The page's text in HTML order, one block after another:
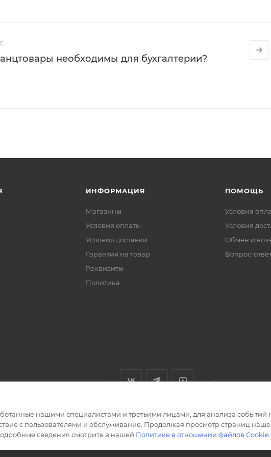
необходимы для бухгалтерии?
ИНФОРМАЦИЯ
Магазины
Условия оплаты
Условия доставки
Гарантия на товар
Реквизиты
Политика
ПОМОЩЬ
Условия
Условия
Обмен и
Вопрос-
нашими специалистами и третьими лицами, для анализа событий
с пользователями и обслуживание. Продолжая просмотр страниц
сведения смотрите в нашей Политике в отношении файлов Cookie